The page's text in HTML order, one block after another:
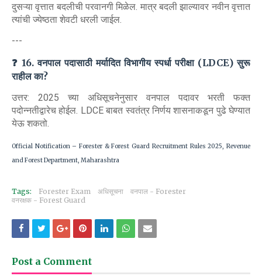
दुसऱ्या वृत्तात बदलीची परवानगी मिळेल. मात्र बदली झाल्यावर नवीन वृत्तात
त्यांची ज्येष्ठता शेवटी धरली जाईल.
---
❓ 16. वनपाल पदासाठी मर्यादित विभागीय स्पर्धा परीक्षा (LDCE) सुरू
राहील का?
उत्तर: 2025 च्या अधिसूचनेनुसार वनपाल पदावर भरती फक्त
पदोन्नतीद्वारेच होईल. LDCE बाबत स्वतंत्र निर्णय शासनाकडून पुढे घेण्यात
येऊ शकतो.
Official Notification – Forester & Forest Guard Recruitment Rules 2025, Revenue
and Forest Department, Maharashtra
Tags: Forester Exam अधिसूचना
वनपाल - Forester
वनरक्षक - Forest Guard
Post a Comment